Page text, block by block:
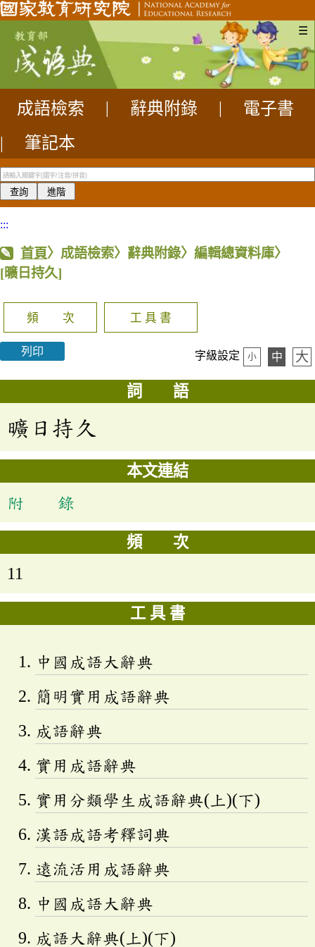
☰
成語檢索 辭典附錄
電子書
|
筆記本
:::
首頁〉成語檢索〉辭典附錄〉編輯總資料庫〉
[曠日持久]
頻 次 工 具 書
列印 字級設定 小 中 大
詞 語
曠日持久
本文連結
附 錄
頻 次
11
工 具 書
中國成語大辭典
簡明實用成語辭典
成語辭典
實用成語辭典
實用分類學生成語辭典(上)(下)
漢語成語考釋詞典
遠流活用成語辭典
中國成語大辭典
成語大辭典(上)(下)